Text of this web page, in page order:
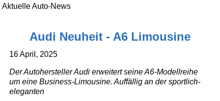
Aktuelle Auto-News
Audi Neuheit - A6 Limousine
16 April, 2025
Der Autohersteller Audi erweitert seine A6-Modellreihe
um eine Business-Limousine. Auffällig an der sportlich-
eleganten